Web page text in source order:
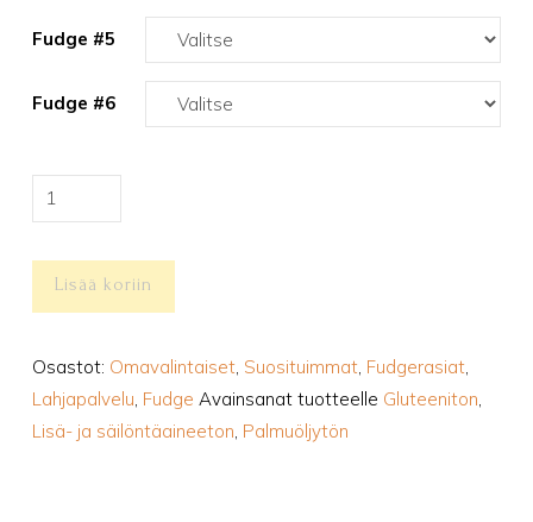
Fudge #5
Fudge #6
Kukkais-
fudgerasia,
(omavalinta)
määrä
Lisää koriin
Osastot: Omavalintaiset, Suosituimmat, Fudgerasiat,
Lahjapalvelu, Fudge Avainsanat tuotteelle Gluteeniton,
Lisä- ja säilöntäaineeton, Palmuöljytön